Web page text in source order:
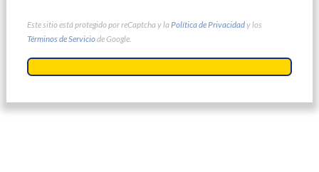
Este sitio está protegido por reCaptcha y la Política de Privacidady los
Términos de Serviciode Google.